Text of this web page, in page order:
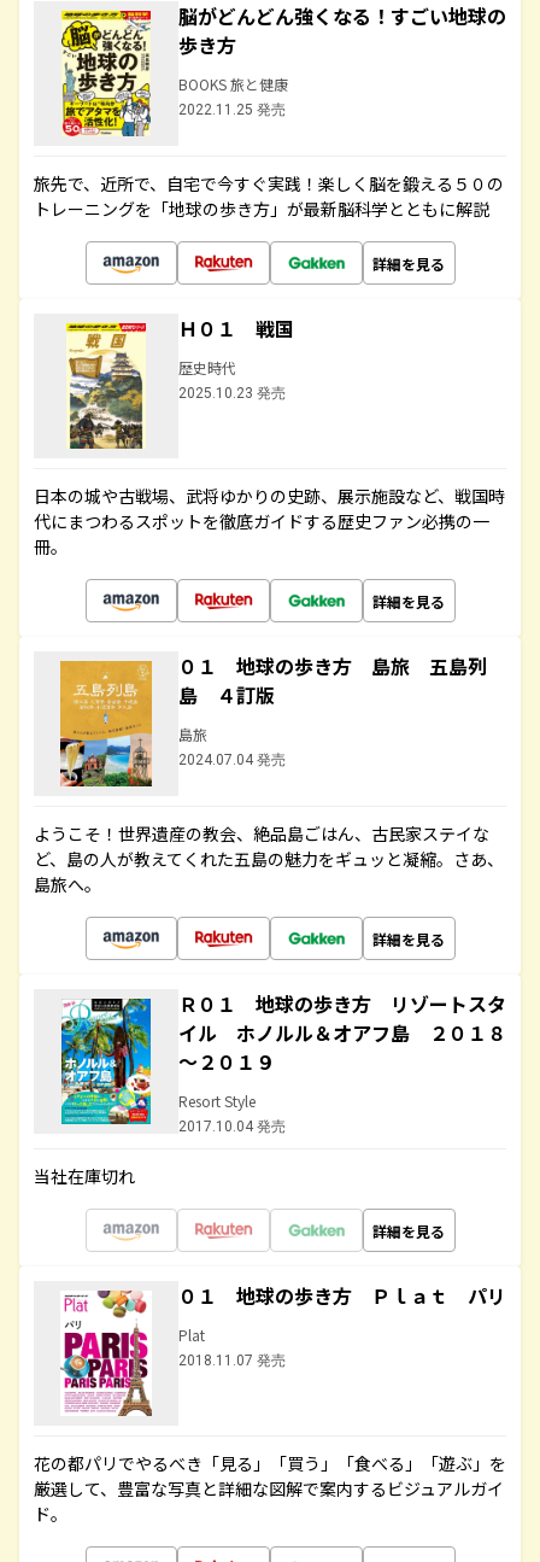
脳がどんどん強くなる！すごい地球の
歩き方
BOOKS 旅と健康
2022.11.25 発売
旅先で、近所で、自宅で今すぐ実践！楽しく脳を鍛える５０の
トレーニングを「地球の歩き方」が最新脳科学とともに解説
詳細を見る
Ｈ０１ 戦国
歴史時代
2025.10.23 発売
日本の城や古戦場、武将ゆかりの史跡、展示施設など、戦国時
代にまつわるスポットを徹底ガイドする歴史ファン必携の一
冊。
詳細を見る
０１ 地球の歩き方 島旅 五島列
島 ４訂版
島旅
2024.07.04 発売
ようこそ！世界遺産の教会、絶品島ごはん、古民家ステイな
ど、島の人が教えてくれた五島の魅力をギュッと凝縮。さあ、
島旅へ。
詳細を見る
Ｒ０１ 地球の歩き方 リゾートスタ
イル ホノルル＆オアフ島 ２０１８
～２０１９
Resort Style
2017.10.04 発売
当社在庫切れ
詳細を見る
０１ 地球の歩き方 Ｐｌａｔ パリ
Plat
2018.11.07 発売
花の都パリでやるべき「見る」「買う」「食べる」「遊ぶ」を
厳選して、豊富な写真と詳細な図解で案内するビジュアルガイ
ド。